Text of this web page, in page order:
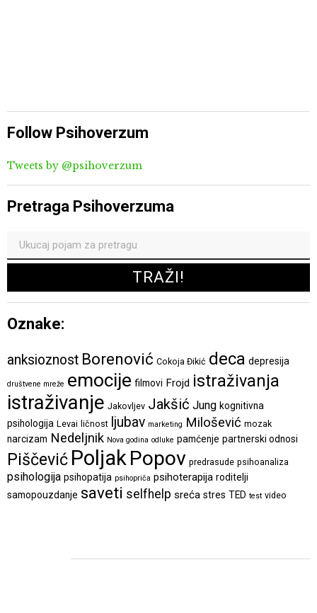
Follow Psihoverzum
Tweets by @psihoverzum
Pretraga Psihoverzuma
Oznake:
anksioznost Borenović Cokoja Đikić deca depresija
društvene mreže emocije filmovi Frojd istraživanja
istraživanje Jakovljev Jakšić Jung kognitivna
psihologija Levai ličnost ljubav marketing Milošević mozak
narcizam Nedeljnik Nova godina odluke pamćenje partnerski odnosi
Piščević PoljakPopov predrasude psihoanaliza
psihologija psihopatija psihopriča psihoterapija roditelji
samopouzdanje saveti selfhelp sreća stres TED test video